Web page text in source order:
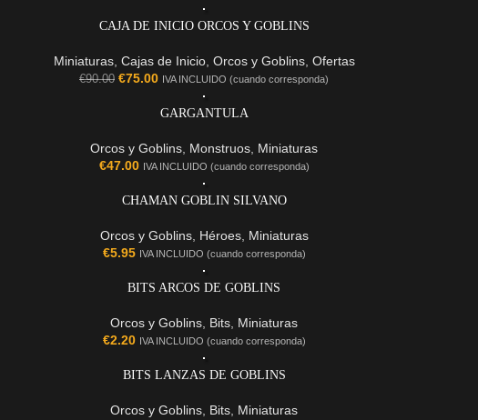
CAJA DE INICIO ORCOS Y GOBLINS
Miniaturas, Cajas de Inicio, Orcos y Goblins, Ofertas
€90.00 €75.00 IVA INCLUIDO (cuando corresponda)
GARGANTULA
Orcos y Goblins Monstruos Miniaturas
€47.00 IVA INCLUIDO (cuando corresponda)
CHAMAN GOBLIN SILVANO
Orcos y Goblins, Héroes, Miniaturas
€5.95 IVA INCLUIDO (cuando corresponda)
BITS ARCOS DE GOBLINS
Orcos y Goblins Bits Miniaturas
€2.20 IVA INCLUIDO (cuando corresponda)
BITS LANZAS DE GOBLINS
Orcos y Goblins Bits Miniaturas